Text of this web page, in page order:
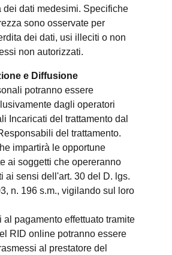
dei dati medesimi. Specifiche
sono osservate per
dei dati, usi illeciti o non
non autorizzati.
e Diffusione
potranno essere
dagli operatori
Incaricati del trattamento dal
del trattamento.
impartirà le opportune
ai soggetti che opereranno
ai sensi dell'art. 30 del D. lgs.
n. 196 s.m., vigilando sul loro
al pagamento effettuato tramite
RID online potranno essere
al prestatore del